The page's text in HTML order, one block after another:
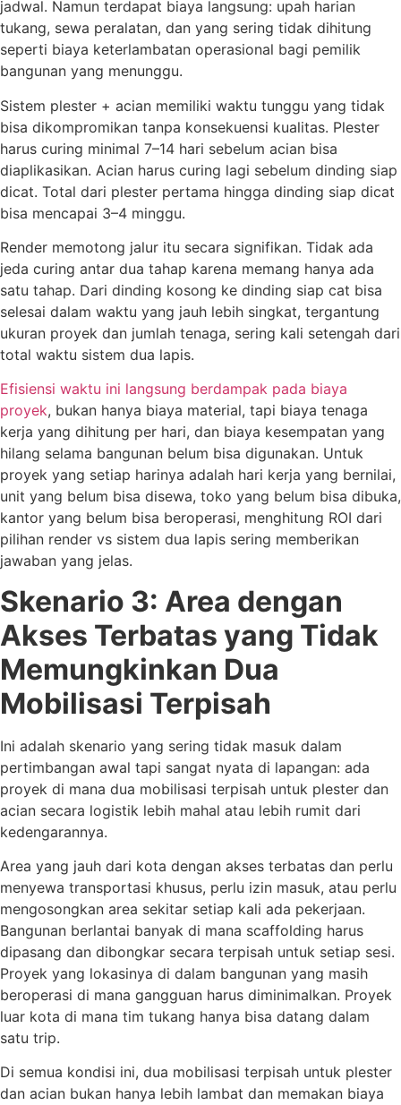
jadwal. Namun terdapat biaya langsung: upah harian
tukang, sewa peralatan, dan yang sering tidak dihitung
seperti biaya keterlambatan operasional bagi pemilik
bangunan yang menunggu.
Sistem plester + acian memiliki waktu tunggu yang tidak
bisa dikompromikan tanpa konsekuensi kualitas. Plester
harus curing minimal 7–14 hari sebelum acian bisa
diaplikasikan. Acian harus curing lagi sebelum dinding siap
dicat. Total dari plester pertama hingga dinding siap dicat
bisa mencapai 3–4 minggu.
Render memotong jalur itu secara signifikan. Tidak ada
jeda curing antar dua tahap karena memang hanya ada
satu tahap. Dari dinding kosong ke dinding siap cat bisa
selesai dalam waktu yang jauh lebih singkat, tergantung
ukuran proyek dan jumlah tenaga, sering kali setengah dari
total waktu sistem dua lapis.
Efisiensi waktu ini langsung berdampak pada biaya
proyek, bukan hanya biaya material, tapi biaya tenaga
kerja yang dihitung per hari, dan biaya kesempatan yang
hilang selama bangunan belum bisa digunakan. Untuk
proyek yang setiap harinya adalah hari kerja yang bernilai,
unit yang belum bisa disewa, toko yang belum bisa dibuka,
kantor yang belum bisa beroperasi, menghitung ROI dari
pilihan render vs sistem dua lapis sering memberikan
jawaban yang jelas.
Skenario 3: Area dengan
Akses Terbatas yang Tidak
Memungkinkan Dua
Mobilisasi Terpisah
Ini adalah skenario yang sering tidak masuk dalam
pertimbangan awal tapi sangat nyata di lapangan: ada
proyek di mana dua mobilisasi terpisah untuk plester dan
acian secara logistik lebih mahal atau lebih rumit dari
kedengarannya.
Area yang jauh dari kota dengan akses terbatas dan perlu
menyewa transportasi khusus, perlu izin masuk, atau perlu
mengosongkan area sekitar setiap kali ada pekerjaan.
Bangunan berlantai banyak di mana scaffolding harus
dipasang dan dibongkar secara terpisah untuk setiap sesi.
Proyek yang lokasinya di dalam bangunan yang masih
beroperasi di mana gangguan harus diminimalkan. Proyek
luar kota di mana tim tukang hanya bisa datang dalam
satu trip.
Di semua kondisi ini, dua mobilisasi terpisah untuk plester
dan acian bukan hanya lebih lambat dan memakan biaya